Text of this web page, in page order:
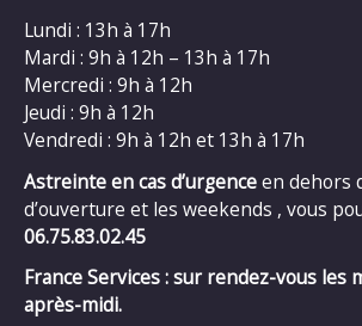
Lundi : 13h à 17h
Mardi : 9h à 12h – 13h à 17h
Mercredi : 9h à 12h
Jeudi : 9h à 12h
Vendredi : 9h à 12h et 13h à 17h
Astreinte en cas d’urgenceen dehors
d’ouverture et les weekends , vous
06.75.83.02.45
France Services : sur rendez-vous les
après-midi.